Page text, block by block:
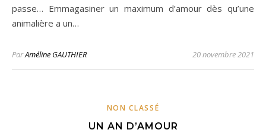
passe… Emmagasiner un maximum d’amour dès qu’une
animalière a un…
ParAméline GAUTHIER 20 novembre 2021
NON CLASSÉ
UN AN D’AMOUR